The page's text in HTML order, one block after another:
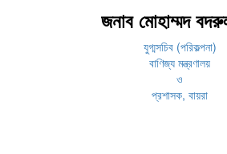
জনাব মোহাম্মদ
যুগ্মসচিব (পরিকল্পনা)
বাণিজ্য মন্ত্রণালয়
ও
প্রশাসক, বায়রা